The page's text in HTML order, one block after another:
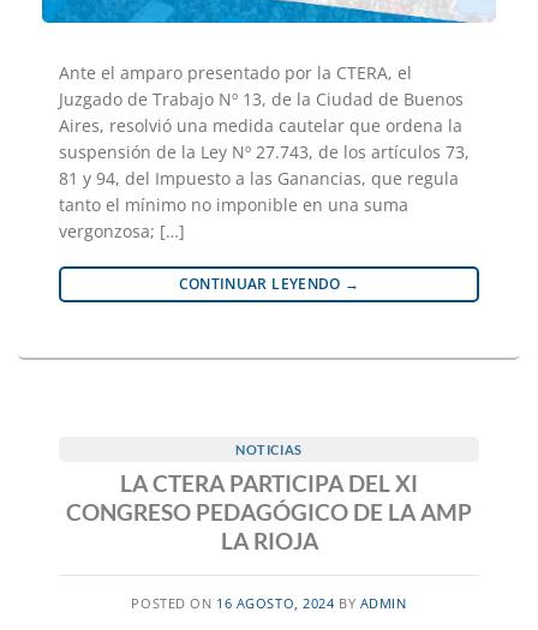
Ante el amparo presentado por la CTERA, el
Juzgado de Trabajo Nº 13, de la Ciudad de Buenos
Aires, resolvió una medida cautelar que ordena la
suspensión de la Ley Nº 27.743, de los artículos 73,
81 y 94, del Impuesto a las Ganancias, que regula
tanto el mínimo no imponible en una suma
vergonzosa; […]
CONTINUAR LEYENDO →
NOTICIAS
LA CTERA PARTICIPA DEL XI
CONGRESO PEDAGÓGICO DE LA AMP
LA RIOJA
POSTED ON 16 AGOSTO, 2024 BY ADMIN